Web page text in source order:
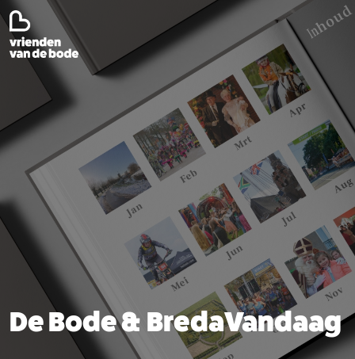
De Bode & BredaVandaag